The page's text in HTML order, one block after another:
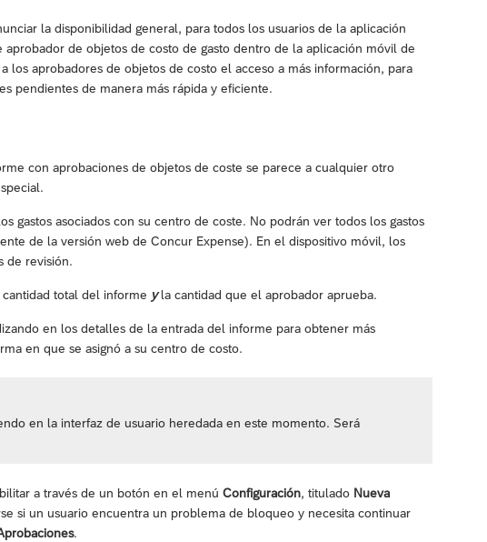
la disponibilidad general, para todos los usuarios de la aplicación
de objetos de costo de gasto dentro de la aplicación móvil de
los aprobadores de objetos de costo el acceso a más información, para
pendientes de manera más rápida y eficiente.
con aprobaciones de objetos de coste se parece a cualquier otro
gastos asociados con su centro de coste. No podrán ver todos los gastos
de la versión web de Concur Expense). En el dispositivo móvil, los
de revisión.
total del informe yla cantidad que el aprobador aprueba.
en los detalles de la entrada del informe para obtener más
en que se asignó a su centro de costo.
en la interfaz de usuario heredada en este momento. Será
a través de un botón en el menú Configuración, titulado Nueva
si un usuario encuentra un problema de bloqueo y necesita continuar
.